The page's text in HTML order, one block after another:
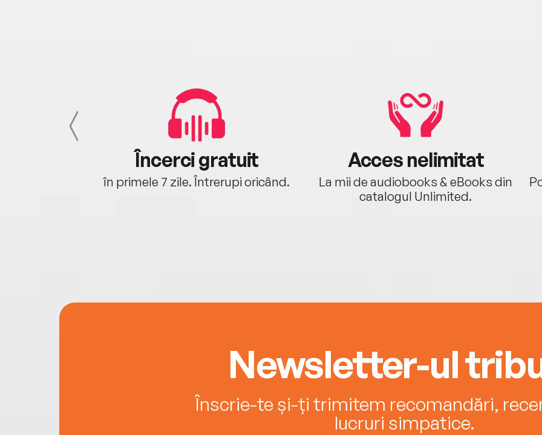
Încerci gratuit
în primele 7 zile. Întrerupi oricând.
Acces nelimitat
La mii de audiobooks & eBooks din
catalogul Unlimited.
Newsletter-ul
Înscrie-te și-ți trimitem recomandări,
lucruri simpatice.